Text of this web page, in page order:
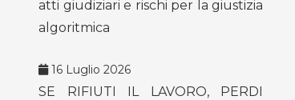
atti giudiziari e rischi per la giustizia
algoritmica
16 Luglio 2026
SE RIFIUTI IL LAVORO, PERDI